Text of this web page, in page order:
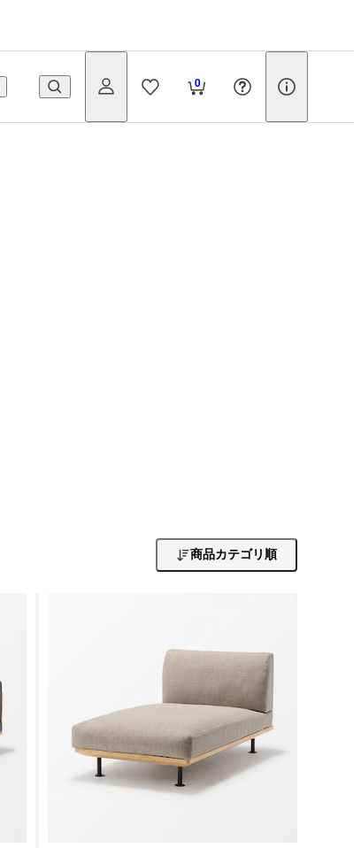
0
商品カテゴリ順